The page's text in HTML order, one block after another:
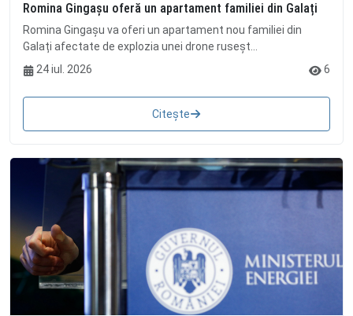
Romina Gingașu oferă un apartament familiei din Galați
Romina Gingașu va oferi un apartament nou familiei din
Galați afectate de explozia unei drone ruseșt...
24 iul. 2026
6
Citește